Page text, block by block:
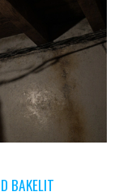
BAKELIT